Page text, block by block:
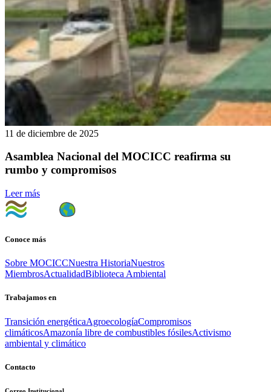
11 de diciembre de 2025
Asamblea Nacional del MOCICC reafirma su
rumbo y compromisos
Leer más
Conoce más
Sobre MOCICCNuestra HistoriaNuestros
MiembrosActualidadBiblioteca Ambiental
Trabajamos en
Transición energéticaAgroecologíaCompromisos
climáticosAmazonía libre de combustibles fósilesActivismo
ambiental y climático
Contacto